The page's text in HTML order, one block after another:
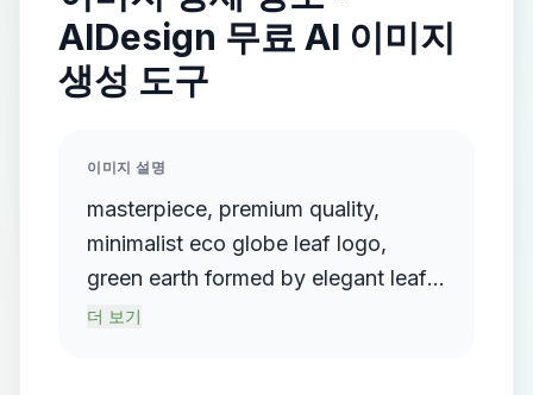
AIDesign 무료 AI 이미지
생성 도구
이미지 설명
masterpiece, premium quality,
minimalist eco globe leaf logo,
green earth formed by elegant leaf
curves, flat vector design, clean
더 보기